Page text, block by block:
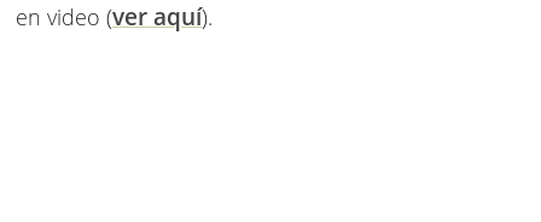
en video (ver aquí).